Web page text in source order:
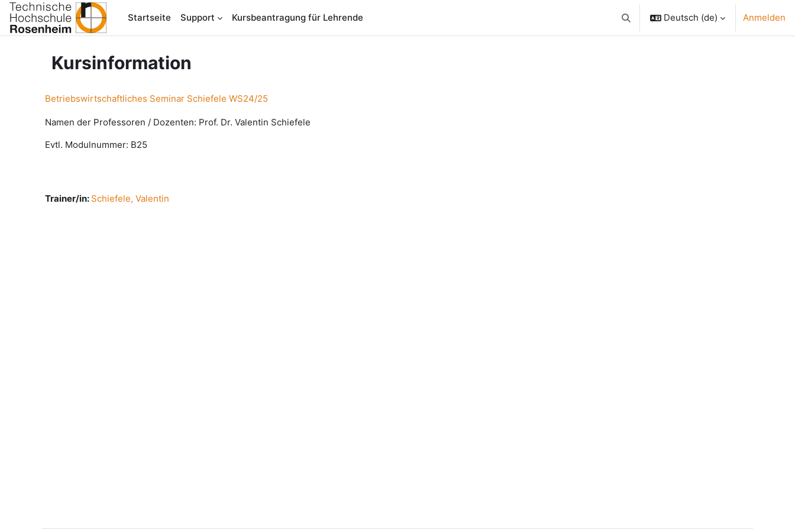
Zum Hauptinhalt
Startseite
Support Kursbeantragung für Lehrende Sucheingabe umschalten
Deutsch ‎(de)‎ Anmelden
Kursinformation
Betriebswirtschaftliches Seminar Schiefele WS24/25
Namen der Professoren / Dozenten: Prof. Dr. Valentin Schiefele
Evtl. Modulnummer: B25
Trainer/in: Schiefele, Valentin